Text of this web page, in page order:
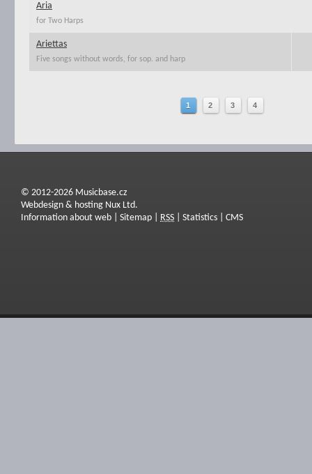
Aria
for Two Harps
Ariettas
Five songs without words, for sop. and harp
1 2 3 4
© 2012-2026 Musicbase.cz
Webdesign & hosting Nux Ltd.
Information about web
Sitemap RSS Statistics CMS